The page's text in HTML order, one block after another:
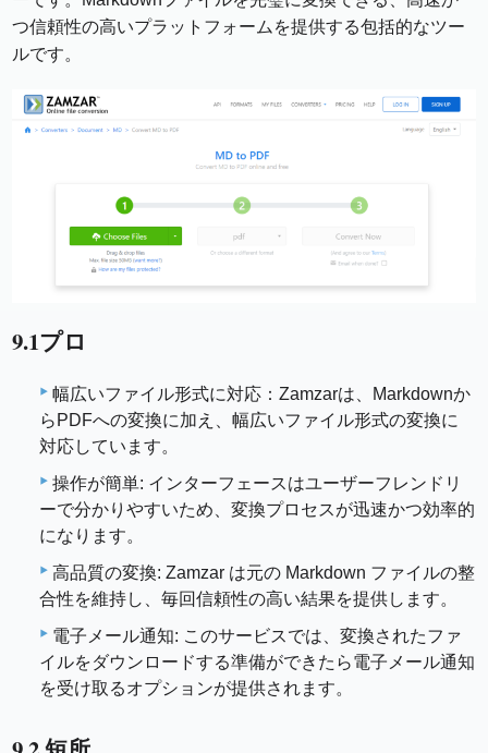
つ信頼性の高いプラットフォームを提供する包括的なツー
ルです。
9.1プロ
幅広いファイル形式に対応：Zamzarは、Markdownか
らPDFへの変換に加え、幅広いファイル形式の変換に
対応しています。
操作が簡単: インターフェースはユーザーフレンドリ
ーで分かりやすいため、変換プロセスが迅速かつ効率的
になります。
高品質の変換: Zamzar は元の Markdown ファイルの整
合性を維持し、毎回信頼性の高い結果を提供します。
電子メール通知: このサービスでは、変換されたファ
イルをダウンロードする準備ができたら電子メール通知
を受け取るオプションが提供されます。